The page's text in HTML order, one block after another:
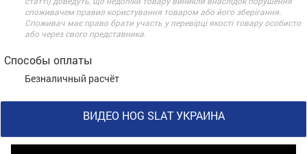
споживачем правил користування товаром або його зберігання.
Споживач має право брати участь у перевірці якості товару особисто
або через свого представника.
Способы оплаты
Безналичный расчёт
ВИДЕО HOG SLAT УКРАИНА